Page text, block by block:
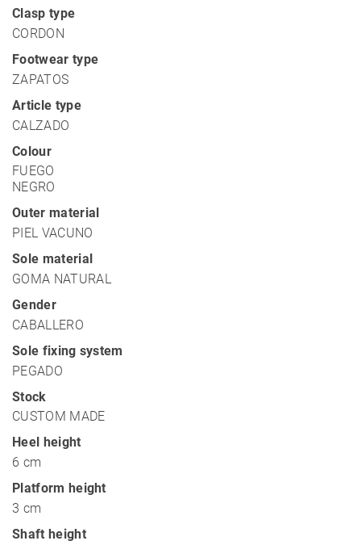
Clasp type
CORDON
Footwear type
ZAPATOS
Article type
CALZADO
Colour
FUEGO
NEGRO
Outer material
PIEL VACUNO
Sole material
GOMA NATURAL
Gender
CABALLERO
Sole fixing system
PEGADO
Stock
CUSTOM MADE
Heel height
6 cm
Platform height
3 cm
Shaft height